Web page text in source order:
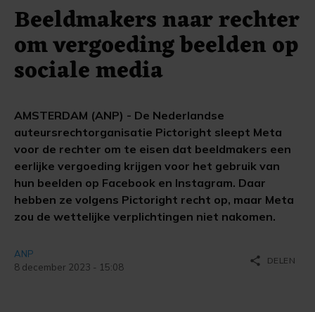
Beeldmakers naar rechter
om vergoeding beelden op
sociale media
AMSTERDAM (ANP) - De Nederlandse
auteursrechtorganisatie Pictoright sleept Meta
voor de rechter om te eisen dat beeldmakers een
eerlijke vergoeding krijgen voor het gebruik van
hun beelden op Facebook en Instagram. Daar
hebben ze volgens Pictoright recht op, maar Meta
zou de wettelijke verplichtingen niet nakomen.
ANP
8 december 2023 - 15:08
share DELEN